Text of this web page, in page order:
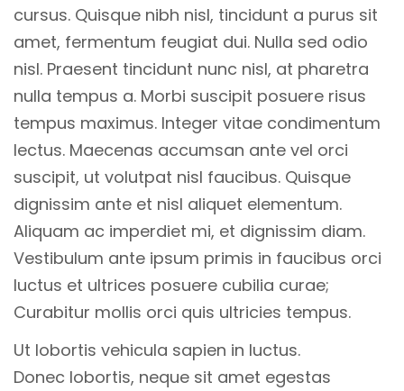
cursus. Quisque nibh nisl, tincidunt a purus sit
amet, fermentum feugiat dui. Nulla sed odio
nisl. Praesent tincidunt nunc nisl, at pharetra
nulla tempus a. Morbi suscipit posuere risus
tempus maximus. Integer vitae condimentum
lectus. Maecenas accumsan ante vel orci
suscipit, ut volutpat nisl faucibus. Quisque
dignissim ante et nisl aliquet elementum.
Aliquam ac imperdiet mi, et dignissim diam.
Vestibulum ante ipsum primis in faucibus orci
luctus et ultrices posuere cubilia curae;
Curabitur mollis orci quis ultricies tempus.
Ut lobortis vehicula sapien in luctus.
Donec lobortis, neque sit amet egestas